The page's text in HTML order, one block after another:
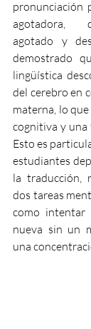
pronunciación
agotadora,
agotado y
demostrado
lingüística
del cerebro en
materna, lo
cognitiva y una
Esto es
estudiantes
la traducción,
dos tareas
como intentar
nueva sin un
una